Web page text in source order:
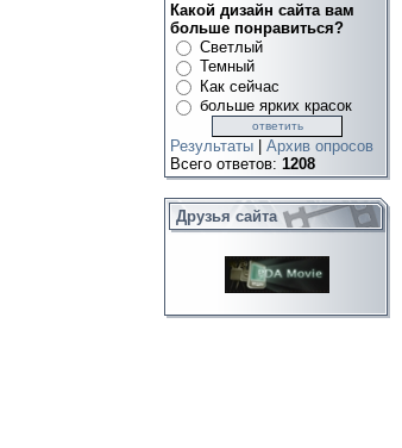
Какой дизайн сайта вам
больше понравиться?
Светлый
Темный
Как сейчас
больше ярких красок
Результаты
Архив опросов
Всего ответов: 1208
Друзья сайта